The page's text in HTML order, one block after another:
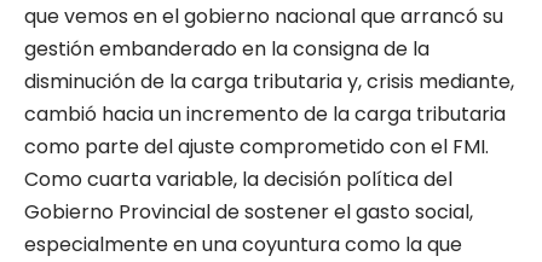
que vemos en el gobierno nacional que arrancó su
gestión embanderado en la consigna de la
disminución de la carga tributaria y, crisis mediante,
cambió hacia un incremento de la carga tributaria
como parte del ajuste comprometido con el FMI.
Como cuarta variable, la decisión política del
Gobierno Provincial de sostener el gasto social,
especialmente en una coyuntura como la que